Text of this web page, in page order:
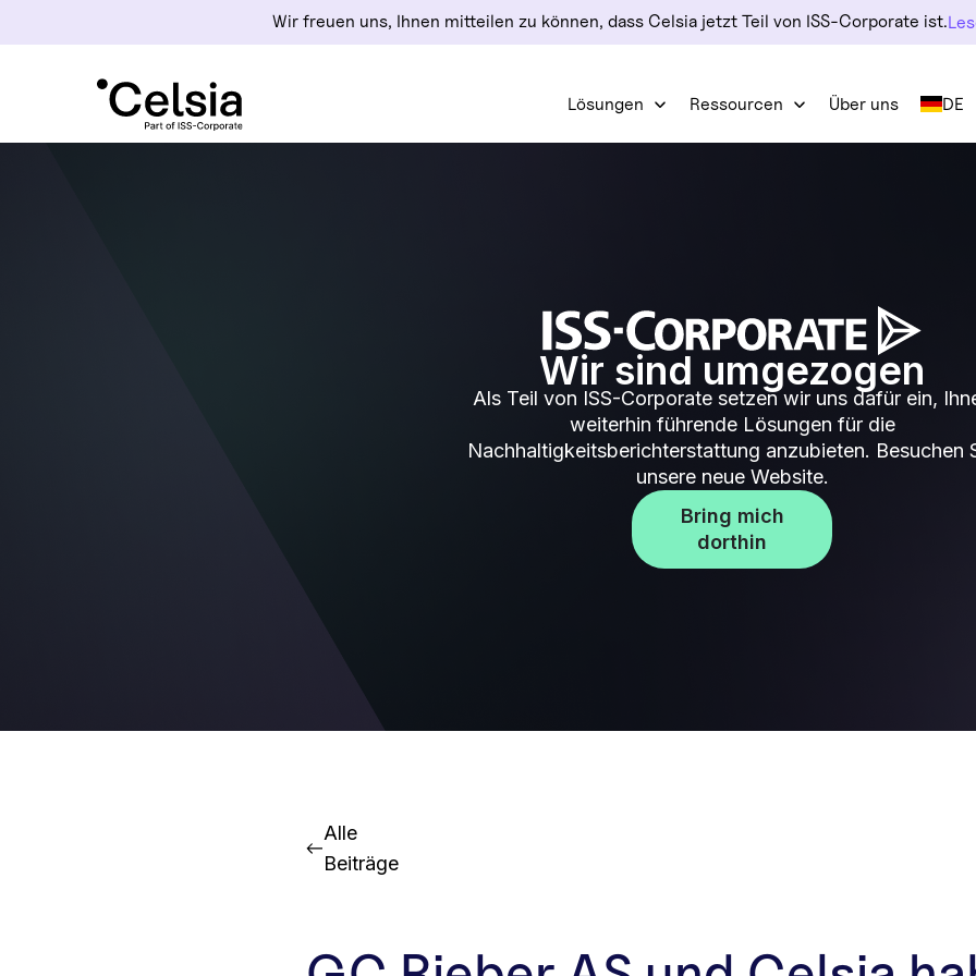
Wir freuen uns, Ihnen mitteilen zu können, dass Celsia jetzt Teil von ISS-Corporate ist.
Lösungen Ressourcen Über uns DE
Wir sind umgezogen
Als Teil von ISS-Corporate setzen wir uns dafür ein,
weiterhin führende Lösungen für die
Nachhaltigkeitsberichterstattung anzubieten. Besuchen
unsere neue Website.
Bring mich
dorthin
Alle
Beiträge